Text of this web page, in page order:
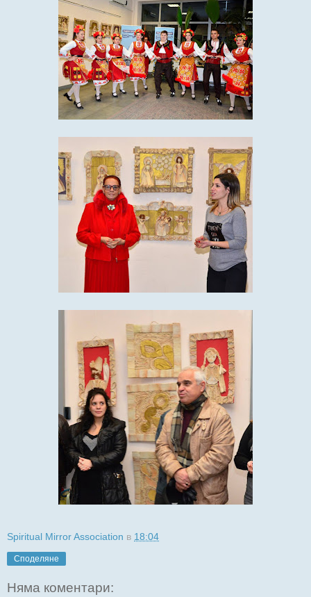
Spiritual Mirror Association в 18:04
Споделяне
Няма коментари: